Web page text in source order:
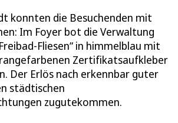
konnten die Besuchenden mit
Im Foyer bot die Verwaltung
Fliesen“ in himmelblau mit
Zertifikatsaufkleber
Der Erlös nach erkennbar guter
städtischen
zugutekommen.